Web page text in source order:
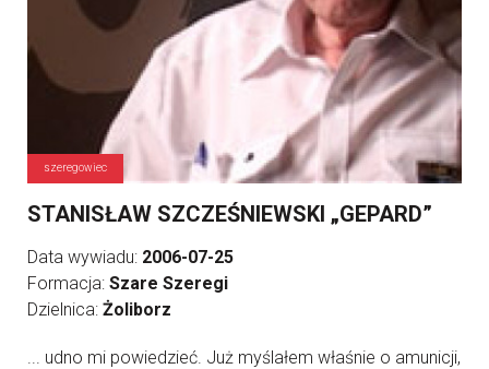
szeregowiec
STANISŁAW SZCZEŚNIEWSKI „GEPARD”
Data wywiadu: 2006-07-25
Formacja: Szare Szeregi
Dzielnica: Żoliborz
... udno mi powiedzieć. Już myślałem właśnie o amunicji,